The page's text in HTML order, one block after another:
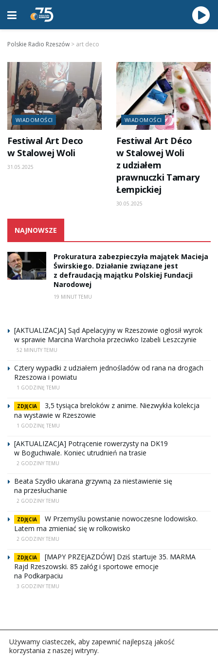
Polskie Radio Rzeszów > art deco
WIADOMOŚCI
Festiwal Art Deco
w Stalowej Woli
31.05.2025
WIADOMOŚCI
Festiwal Art Déco
w Stalowej Woli
z udziałem
prawnuczki Tamary
Łempickiej
30.05.2025
NAJNOWSZE
Prokuratura zabezpieczyła majątek Macieja
Świrskiego. Działanie związane jest
z defraudacją majątku Polskiej Fundacji
Narodowej
19 MINUT TEMU
[AKTUALIZACJA] Sąd Apelacyjny w Rzeszowie ogłosił wyrok
w sprawie Marcina Warchoła przeciwko Izabeli Leszczynie
52 MINUTY TEMU
Cztery wypadki z udziałem jednośladów od rana na drogach
Rzeszowa i powiatu
1 GODZINĘ TEMU
ZDJĘCIA
3,5 tysiąca breloków z anime. Niezwykła kolekcja
na wystawie w Rzeszowie
1 GODZINĘ TEMU
[AKTUALIZACJA] Potrącenie rowerzysty na DK19
w Boguchwale. Koniec utrudnień na trasie
2 GODZINY TEMU
Beata Szydło ukarana grzywną za niestawienie się
na przesłuchanie
2 GODZINY TEMU
ZDJĘCIA
W Przemyślu powstanie nowoczesne lodowisko.
Latem ma zmieniać się w rolkowisko
2 GODZINY TEMU
ZDJĘCIA
[MAPY PRZEJAZDÓW] Dziś startuje 35. MARMA
Rajd Rzeszowski. 85 załóg i sportowe emocje
na Podkarpaciu
3 GODZINY TEMU
Używamy ciasteczek, aby zapewnić najlepszą jakość
korzystania z naszej witryny.